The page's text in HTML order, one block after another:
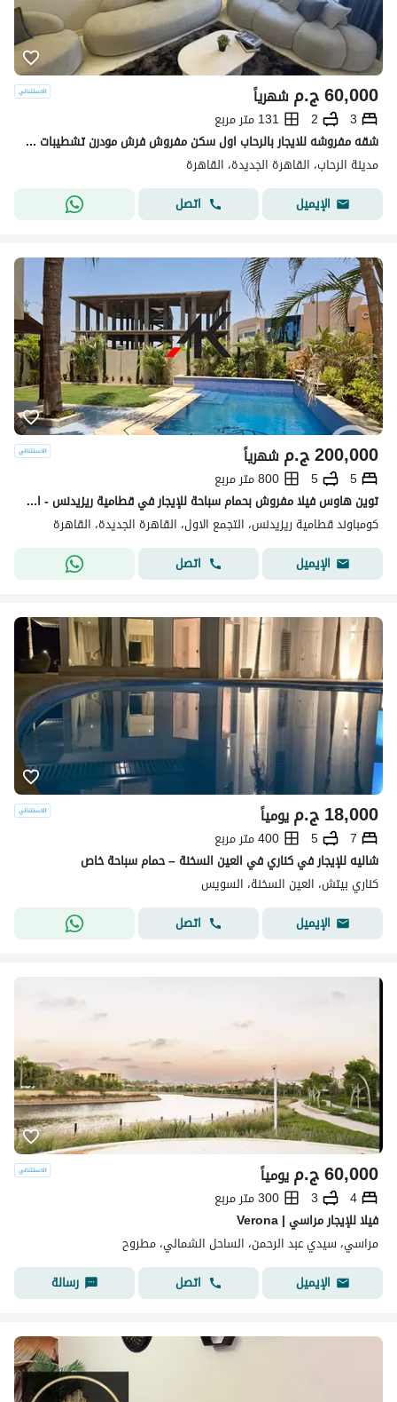
ج.م60,000 شهرياً
3
2
131 متر مربع
شقه مفروشه للايجار بالرحاب اول سكن مفروش فرش مودرن تشطيبات خاصه بالكامل 3نوم مدد طويله ومدد قصيره مطبخ امريكان كيتشن تكييفات كامله اجهزه كامله
مدينة الرحاب، القاهرة الجديدة، القاهرة
الإيميل
اتصل
ج.م200,000 شهرياً
5
5
800 متر مربع
توين هاوس فيلا مفروش بحمام سباحة للإيجار في قطامية ريزيدنس - القاهرة الجديدة
كومباوند قطامية ريزيدنس، التجمع الاول، القاهرة الجديدة، القاهرة
الإيميل
اتصل
ج.م18,000 يومياً
7
5
400 متر مربع
شاليه للإيجار في كناري في العين السخنة – حمام سباحة خاص
كناري بيتش، العين السخنة، السويس
الإيميل
اتصل
ج.م60,000 يومياً
4
3
300 متر مربع
فيلا للإيجار مراسي | Verona
مراسي، سيدي عبد الرحمن، الساحل الشمالي، مطروح
الإيميل
اتصل رسالة